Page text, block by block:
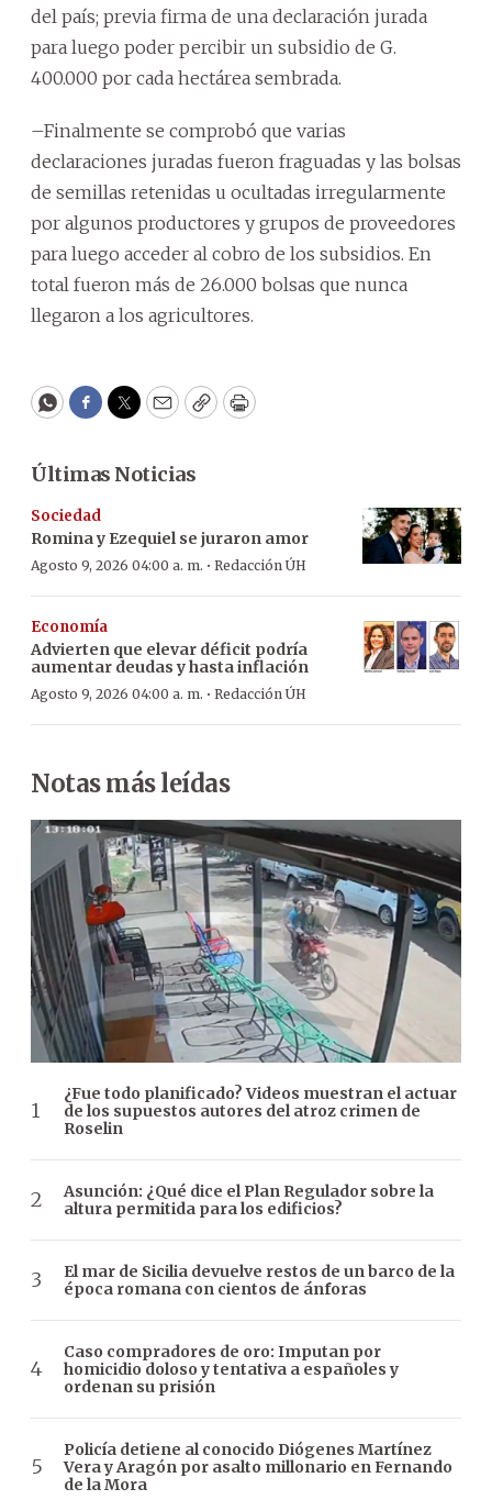
del país; previa firma de una declaración jurada
para luego poder percibir un subsidio de G.
400.000 por cada hectárea sembrada.
–Finalmente se comprobó que varias
declaraciones juradas fueron fraguadas y las bolsas
de semillas retenidas u ocultadas irregularmente
por algunos productores y grupos de proveedores
para luego acceder al cobro de los subsidios. En
total fueron más de 26.000 bolsas que nunca
llegaron a los agricultores.
WhatsApp
Facebook
Twitter
EmailCopyPrint
Últimas Noticias
Sociedad
Romina y Ezequiel se juraron amor
Agosto 9, 2026 04:00 a. m. · Redacción ÚH
Economía
Advierten que elevar déficit podría
aumentar deudas y hasta inflación
Agosto 9, 2026 04:00 a. m. · Redacción ÚH
Notas más leídas
¿Fue todo planificado? Videos muestran el actuar
de los supuestos autores del atroz crimen de
Roselin
Asunción: ¿Qué dice el Plan Regulador sobre la
altura permitida para los edificios?
El mar de Sicilia devuelve restos de un barco de la
época romana con cientos de ánforas
Caso compradores de oro: Imputan por
homicidio doloso y tentativa a españoles y
ordenan su prisión
Policía detiene al conocido Diógenes Martínez
Vera y Aragón por asalto millonario en Fernando
de la Mora